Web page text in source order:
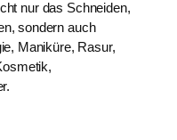
nur das Schneiden,
sondern auch
Maniküre, Rasur,